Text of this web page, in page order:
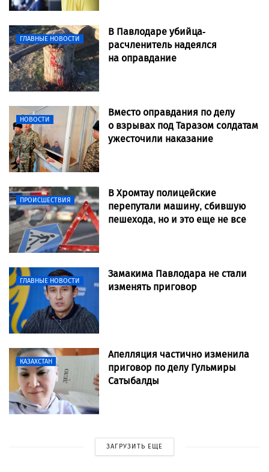
ГЛАВНЫЕ НОВОСТИ
В Павлодаре убийца-
расчленитель надеялся
на оправдание
НОВОСТИ
Вместо оправдания по делу
о взрывах под Таразом солдатам
ужесточили наказание
ПРОИСШЕСТВИЯ
В Хромтау полицейские
перепутали машину, сбившую
пешехода, но и это еще не все
ГЛАВНЫЕ НОВОСТИ
Замакима Павлодара не стали
изменять приговор
КАЗАХСТАН
Апелляция частично изменила
приговор по делу Гульмиры
Сатыбалды
ЗАГРУЗИТЬ ЕЩЕ